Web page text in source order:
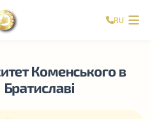
RU
Коменського в
Братиславі